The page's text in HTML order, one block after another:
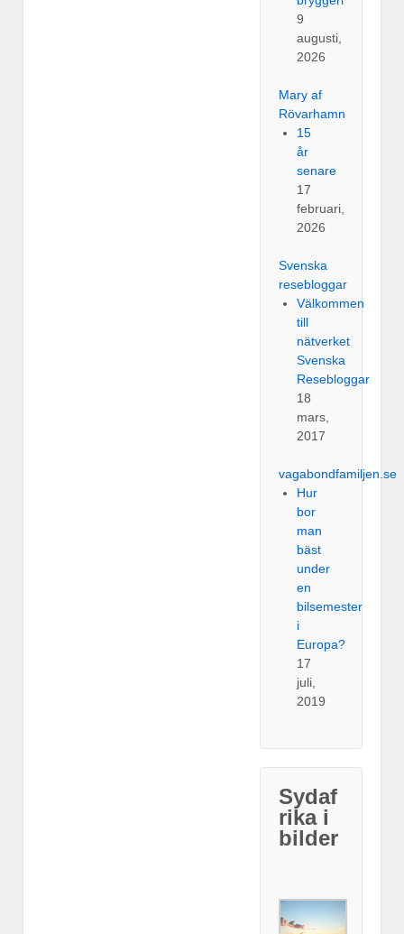
9
augusti,
2026
Mary af
Rövarhamn
15
år
senare
17
februari,
2026
Svenska
resebloggar
Välkommen
till
nätverket
Svenska
Resebloggar
18
mars,
2017
vagabondfamiljen.se
Hur
bor
man
bäst
under
en
bilsemester
i
Europa?
17
juli,
2019
Sydaf
rika i
bilder